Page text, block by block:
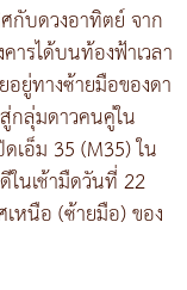
กับดวงอาทิตย์ จาก
ารได้บนท้องฟ้าเวลา
ยู่ทางซ้ายมือของดา
กลุ่มดาวคนคู่ใน
เอ็ม 35 (M35) ใน
นเช้ามืดวันที่ 22
หนือ (ซ้ายมือ) ของ